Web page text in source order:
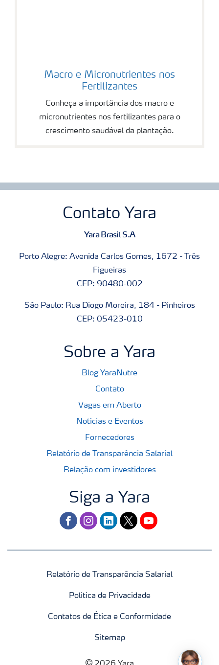
Macro e Micronutrientes nos
Fertilizantes
Conheça a importância dos macro e
micronutrientes nos fertilizantes para o
crescimento saudável da plantação.
Contato Yara
Yara Brasil S.A
Porto Alegre: Avenida Carlos Gomes, 1672 - Três
Figueiras
CEP: 90480-002
São Paulo: Rua Diogo Moreira, 184 - Pinheiros
CEP: 05423-010
Sobre a Yara
Blog YaraNutre
Contato
Vagas em Aberto
Notícias e Eventos
Fornecedores
Relatório de Transparência Salarial
Relação com investidores
Siga a Yara
facebookinstagram
linkedintwitteryoutube
Relatório de Transparência Salarial
Politica de Privacidade
Contatos de Ética e Conformidade
Sitemap